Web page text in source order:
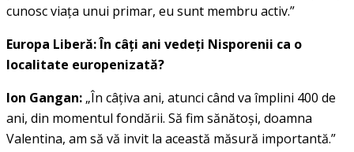
cunosc viaţa unui primar, eu sunt membru activ.”
Europa Liberă: În câţi ani vedeţi Nisporenii ca o
localitate europenizată?
Ion Gangan: „În câţiva ani, atunci când va împlini 400 de
ani, din momentul fondării. Să fim sănătoşi, doamna
Valentina, am să vă invit la această măsură importantă.”